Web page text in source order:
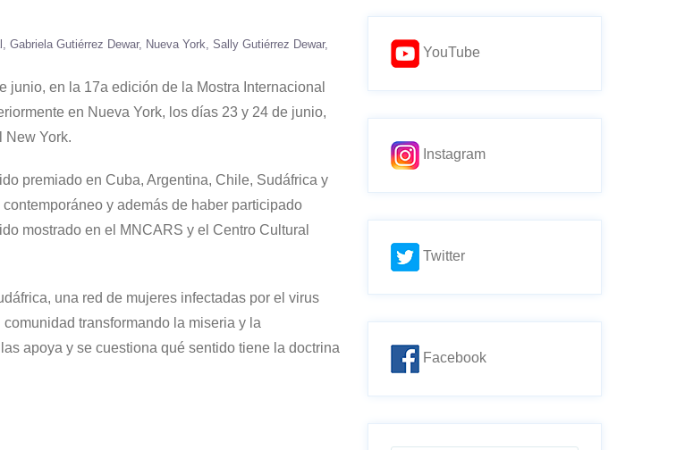
Gabriela Gutiérrez Dewar Nueva York Sally Gutiérrez Dewar
junio, en la 17a edición de la Mostra Internacional
en Nueva York, los días 23 y 24 de junio,
New York.
premiado en Cuba, Argentina, Chile, Sudáfrica y
y además de haber participado
mostrado en el MNCARS y el Centro Cultural
una red de mujeres infectadas por el virus
transformando la miseria y la
apoya y se cuestiona qué sentido tiene la doctrina
YouTube
Instagram
Twitter
Facebook